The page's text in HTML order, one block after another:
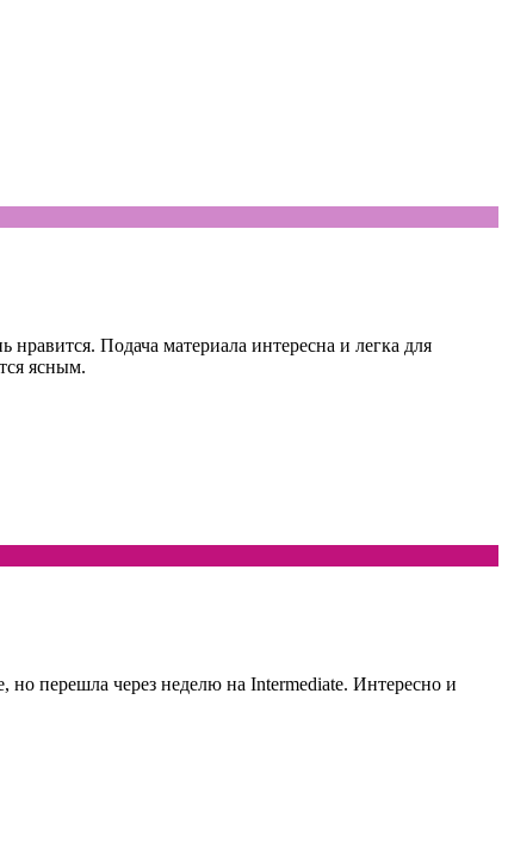
Подача материала интересна и легка для
ясным.
но перешла через неделю на Intermediate. Интересно и